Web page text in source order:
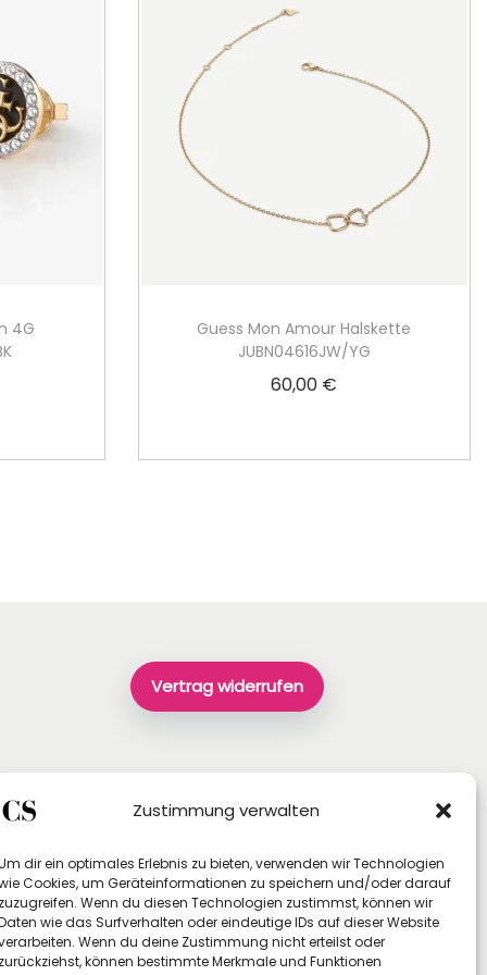
Zustimmung verwalten
dir ein optimales Erlebnis zu bieten, verwenden wir Technologien
Cookies, um Geräteinformationen zu speichern und/oder darauf
zuzugreifen. Wenn du diesen Technologien zustimmst, können wir
wie das Surfverhalten oder eindeutige IDs auf dieser Website
Wenn du deine Zustimmung nicht erteilst oder
zurückziehst, können bestimmte Merkmale und Funktionen
4G
Guess Mon Amour Halskette
JUBN04616JW/YG
60,00 €
Vertrag widerrufen